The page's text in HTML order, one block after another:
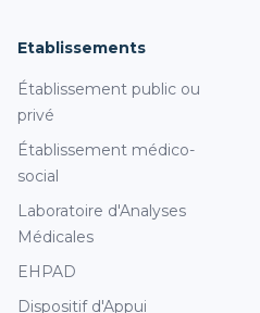
Etablissements
Établissement public ou
privé
Établissement médico-
social
Laboratoire d'Analyses
Médicales
EHPAD
Dispositif d'Appui